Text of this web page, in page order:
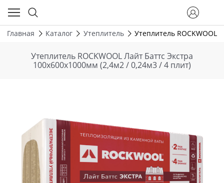
Главная Каталог Утеплитель Утеплитель ROCKWOOL
Утеплитель ROCKWOOL Лайт Баттс Экстра
100х600х1000мм (2,4м2 / 0,24м3 / 4 плит)